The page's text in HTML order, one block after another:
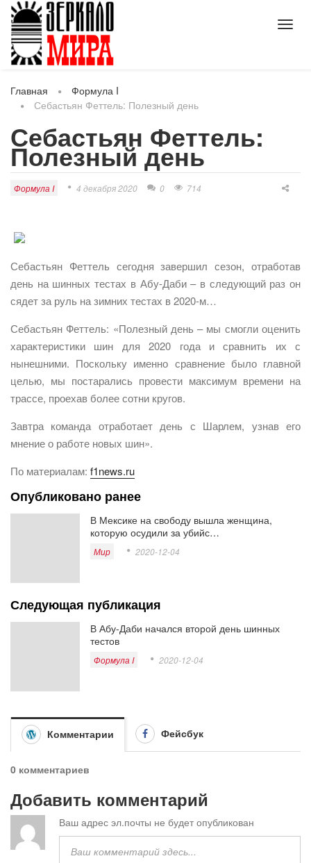
Главная
Формула I
Себастьян Феттель: Полезный день
Себастьян Феттель:
Полезный день
Формула I 4 декабря 2020 0 714
Себастьян Феттель сегодня завершил сезон, отработав
день на шинных тестах в Абу-Даби – в следующий раз он
сядет за руль на зимних тестах в 2020-м…
Себастьян Феттель: «Полезный день – мы смогли оценить
характеристики шин для 2020 года и сравнить их с
нынешними. Поскольку именно сравнение было главной
целью, мы постарались провести максимум времени на
трассе, проехав более сотни кругов.
Завтра команда отработает день с Шарлем, узнав его
мнение о работе новых шин».
По материалам: f1news.ru
Опубликовано ранее
В Мексике на свободу вышла женщина,
которую осудили за убийс…
Мир 2020-12-04
Следующая публикация
В Абу-Даби начался второй день шинных
тестов
Формула I 2020-12-04
Комментарии Фейсбук
0 комментариев
Добавить комментарий
Ваш адрес эл.почты не будет опубликован